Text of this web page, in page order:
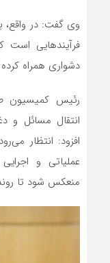
وی گفت: در
فرآیندهایی است
دشواری همراه
رئیس کمیسیون
انتقال مسائل
افزود: انتظار
عملیاتی و
منعکس شود تا